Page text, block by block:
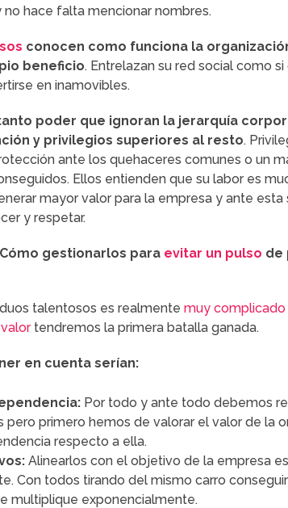
hace falta mencionar nombres.
conocen como funciona la
beneficio. Entrelazan su red social como
en inamovibles.
poder que ignoran la jerarquía
y privilegios superiores al resto.
ante los quehaceres comunes o un
Ellos entienden que su labor es
mayor valor para la empresa y ante
y respetar.
gestionarlos para evitar un pulso de
talentosos es realmente muy complicado
tendremos la primera batalla ganada.
en cuenta serían:
Por todo y ante todo debemos
pero primero hemos de valorar el valor de la
respecto a ella.
Alinearlos con el objetivo de la empresa
Con todos tirando del mismo carro
multiplique exponencialmente.